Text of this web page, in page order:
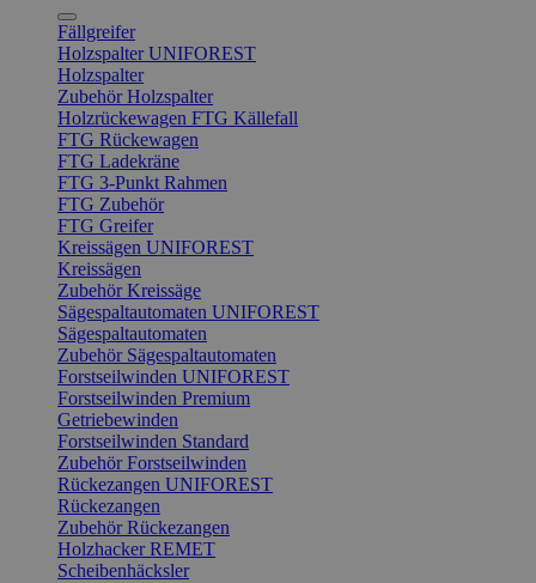
Fällgreifer
Holzspalter UNIFOREST
Holzspalter
Zubehör Holzspalter
Holzrückewagen FTG Källefall
FTG Rückewagen
FTG Ladekräne
FTG 3-Punkt Rahmen
FTG Zubehör
FTG Greifer
Kreissägen UNIFOREST
Kreissägen
Zubehör Kreissäge
Sägespaltautomaten UNIFOREST
Sägespaltautomaten
Zubehör Sägespaltautomaten
Forstseilwinden UNIFOREST
Forstseilwinden Premium
Getriebewinden
Forstseilwinden Standard
Zubehör Forstseilwinden
Rückezangen UNIFOREST
Rückezangen
Zubehör Rückezangen
Holzhacker REMET
Scheibenhäcksler